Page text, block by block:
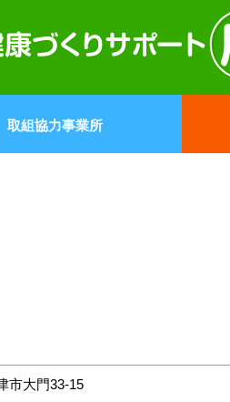
取組協力事業所
市大門33-15